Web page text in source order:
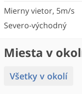
Mierny vietor, 5m/s
Severo-východný
Miesta v
Všetky v okolí